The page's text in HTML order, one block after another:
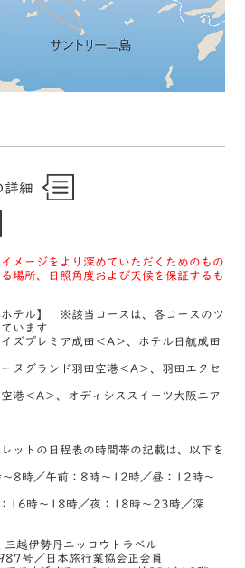
詳細
メージをより深めていただくためのもの
場所、日照角度および天候を保証するも
ホテル】 ※該当コースは、各コースのツ
います
ズプレミア成田＜A＞、ホテル日航成田
ヌグランド羽田空港＜A＞、羽田エクセ
港＜A＞、オディシススイーツ大阪エア
ットの日程表の時間帯の記載は、以下を
8時／午前：8時～12時／昼：12時～
16時～18時／夜：18時～23時／深
越伊勢丹ニッコウトラベル
号／日本旅行業協会正会員